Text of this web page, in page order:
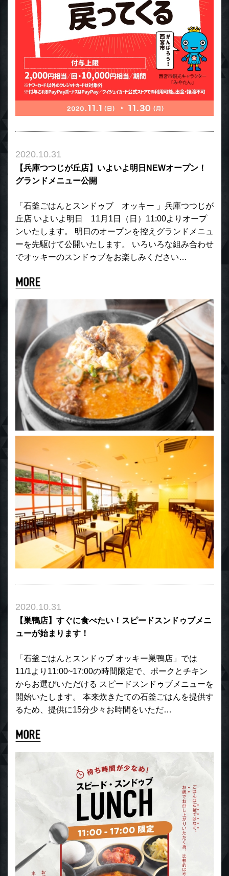
2020.10.31
【兵庫つつじが丘店】いよいよ明日NEWオープン！
グランドメニュー公開
「石釜ごはんとスンドゥブ オッキー 」兵庫つつじが
丘店 いよいよ明日 11月1日（日）11:00よりオープ
ンいたします。 明日のオープンを控えグランドメニュ
ーを先駆けて公開いたします。 いろいろな組み合わせ
でオッキーのスンドゥブをお楽しみください…
2020.10.31
【巣鴨店】すぐに食べたい！スピードスンドゥブメニ
ューが始まります！
「石釜ごはんとスンドゥブ オッキー巣鴨店」では
11/1より11:00~17:00の時間限定で、ポークとチキン
からお選びいただける スピードスンドゥブメニューを
開始いたします。 本来炊きたての石釜ごはんを提供す
るため、提供に15分少々お時間をいただ…